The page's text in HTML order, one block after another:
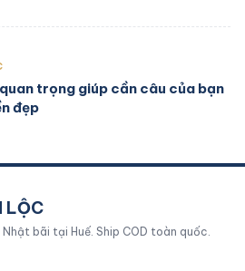
trọng giúp cần câu của bạn
đẹp
LỘC
bãi tại Huế. Ship COD toàn quốc.